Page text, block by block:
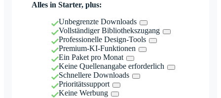
Alles in Starter, plus:
Unbegrenzte Downloads
Vollständiger Bibliothekszugang
Professionelle Design-Tools
Premium-KI-Funktionen
Ein Paket pro Monat
Keine Quellenangabe erforderlich
Schnellere Downloads
Prioritätssupport
Keine Werbung